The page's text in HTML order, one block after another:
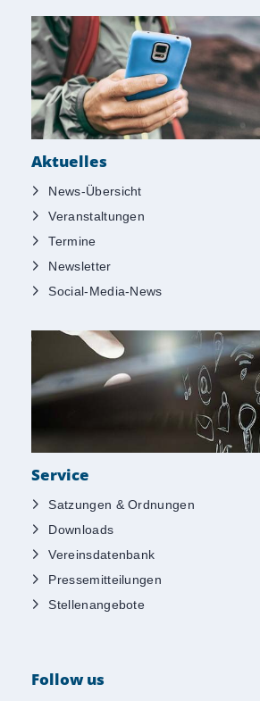
Aktuelles
News-Übersicht
Veranstaltungen
Termine
Newsletter
Social-Media-News
Service
Satzungen & Ordnungen
Downloads
Vereinsdatenbank
Pressemitteilungen
Stellenangebote
Follow us